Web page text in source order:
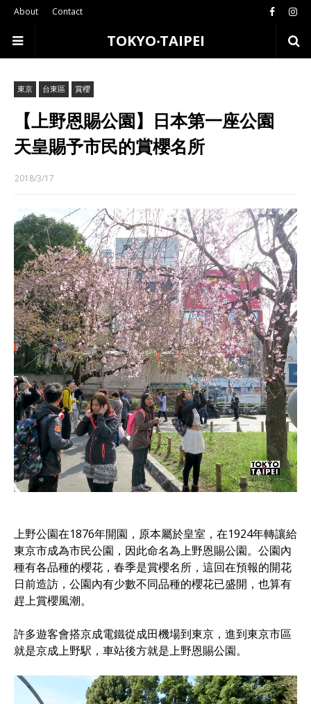
About Contact
TOKYO‧TAIPEI
東京 台東區 賞櫻
【上野恩賜公園】日本第一座公園
天皇賜予市民的賞櫻名所
2018/3/17
上野公園在1876年開園，原本屬於皇室，在1924年轉讓給
東京市成為市民公園，因此命名為上野恩賜公園。公園內
種有各品種的櫻花，春季是賞櫻名所，這回在預報的開花
日前造訪，公園內有少數不同品種的櫻花已盛開，也算有
趕上賞櫻風潮。
許多遊客會搭京成電鐵從成田機場到東京，進到東京市區
就是京成上野駅，車站後方就是上野恩賜公園。